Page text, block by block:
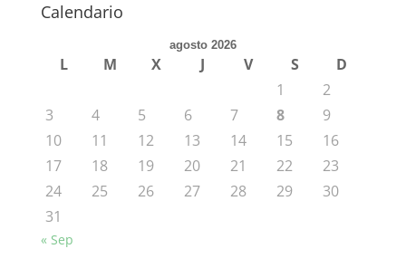
Calendario
agosto 2026
L M X J V S
D
1
2
3
4 5 6 7 8
9
10
11 12 13 14 15
16
17
18 19 20 21 22
23
24
25 26 27 28 29
30
31
« Sep